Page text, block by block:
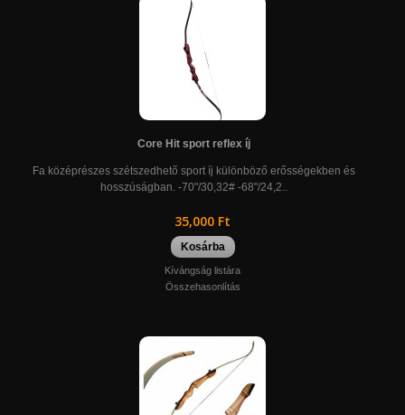
Core Hit sport reflex íj
Fa középrészes szétszedhető sport íj különböző erősségekben és
hosszúságban. -70"/30,32# -68"/24,2..
35,000 Ft
Kosárba
Kívángság listára
Összehasonlítás